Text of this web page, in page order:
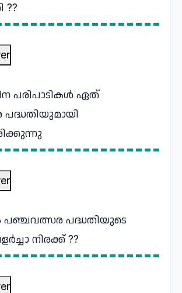
??
പരിപാടികൾ ഏത്
പഞ്ചവത്സര പദ്ധതിയുടെ
നിരക്ക് ??